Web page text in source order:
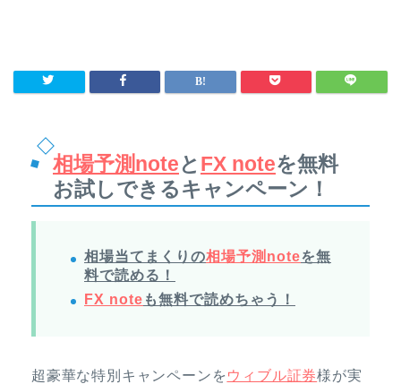
相場予測noteとFX noteを無料
お試しできるキャンペーン！
相場当てまくりの相場予測noteを無
料で読める！
FX note も無料で読めちゃう！
超豪華な特別キャンペーンを ウィブル証券様が実